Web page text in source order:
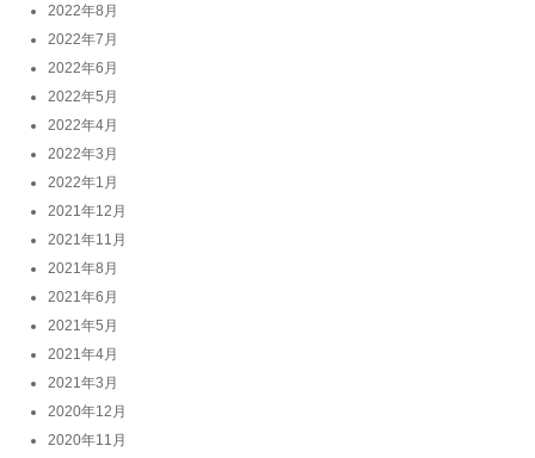
2022年8月
2022年7月
2022年6月
2022年5月
2022年4月
2022年3月
2022年1月
2021年12月
2021年11月
2021年8月
2021年6月
2021年5月
2021年4月
2021年3月
2020年12月
2020年11月